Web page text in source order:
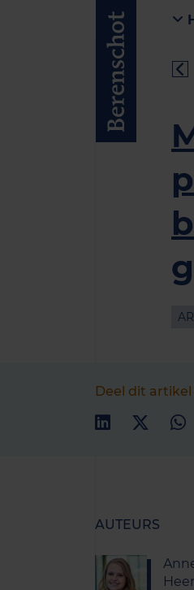
Deel dit artikel
AUTEURS